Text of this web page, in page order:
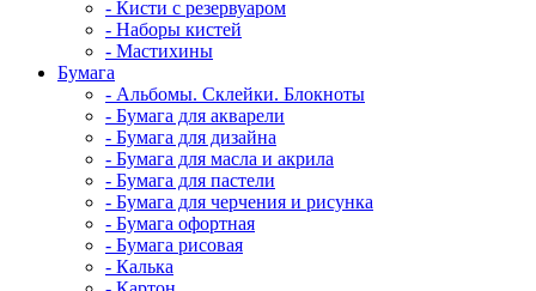
- Кисти с резервуаром
- Наборы кистей
- Мастихины
Бумага
- Альбомы. Склейки. Блокноты
- Бумага для акварели
- Бумага для дизайна
- Бумага для масла и акрила
- Бумага для пастели
- Бумага для черчения и рисунка
- Бумага офортная
- Бумага рисовая
- Калька